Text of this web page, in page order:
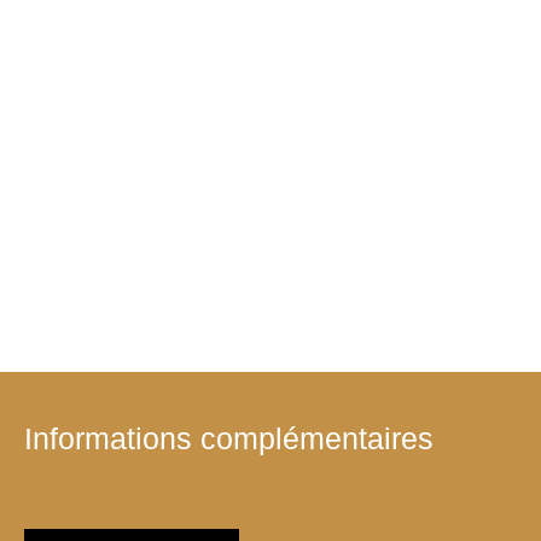
Informations complémentaires